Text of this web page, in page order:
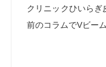
クリニックひいらぎ
前のコラムでVビー